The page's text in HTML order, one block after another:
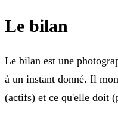
Le bilan
Le bilan est une
à un instant donné. Il
(actifs) et ce qu'elle doit